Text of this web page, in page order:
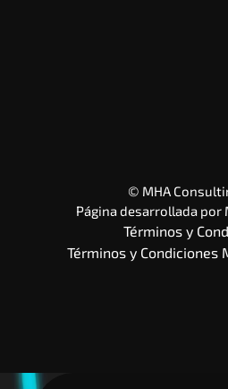
© MHA
Página desarrollada por
Términos y Condiciones
Términos y